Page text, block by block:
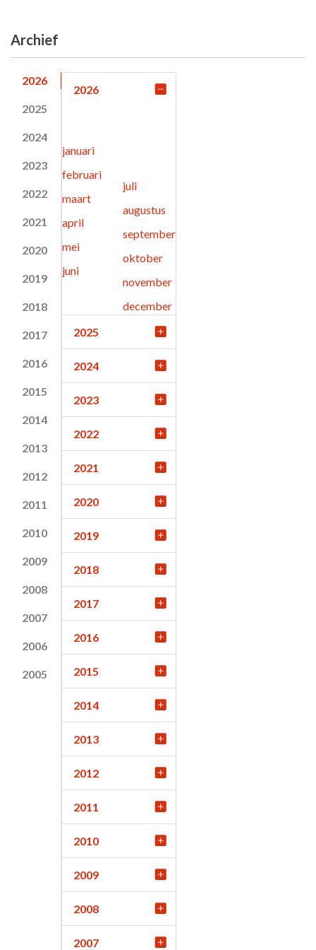
Archief
2026
2025
2024
2023
2022
2021
2020
2019
2018
2017
2016
2015
2014
2013
2012
2011
2010
2009
2008
2007
2006
2005
2026
januari
februari
maart
april
mei
juni
juli
augustus
september
oktober
november
december
2025
2024
2023
2022
2021
2020
2019
2018
2017
2016
2015
2014
2013
2012
2011
2010
2009
2008
2007